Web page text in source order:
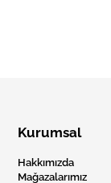
Kurumsal
Hakkımızda
Mağazalarımız